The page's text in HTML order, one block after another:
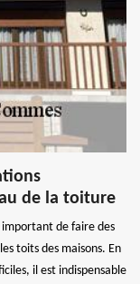
de la toiture
important de faire des
toits des maisons. En
il est indispensable